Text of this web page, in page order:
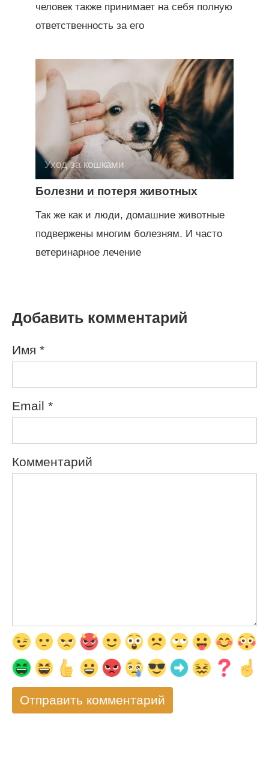
человек также принимает на себя полную
ответственность за его
Уход за кошками
Болезни и потеря животных
Так же как и люди, домашние животные
подвержены многим болезням. И часто
ветеринарное лечение
Добавить комментарий
Имя *
Email *
Комментарий